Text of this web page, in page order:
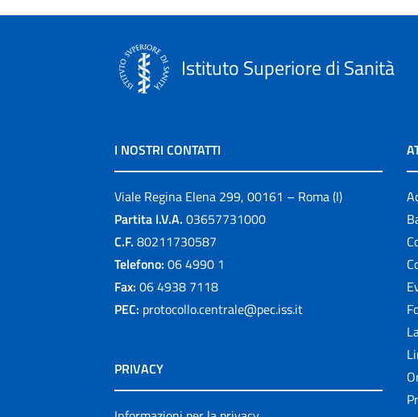
Istituto Superiore di Sanità
I NOSTRI CONTATTI
Viale Regina Elena 299, 00161 – Roma (I)
Partita I.V.A. 03657731000
C.F. 80211730587
Telefono: 06 4990 1
Fax: 06 4938 7118
PEC: protocollo.centrale@pec.iss.it
PRIVACY